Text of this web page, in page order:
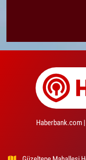
Haberbank.com |